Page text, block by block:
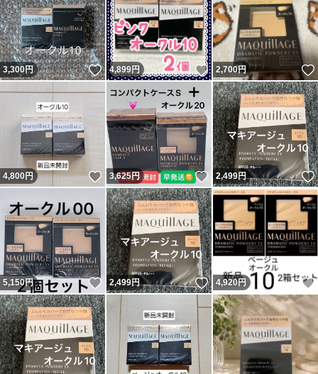
3,300円 いいね！
4,899円 いいね！
2,700円
4,800円 いいね！
3,625円 いいね！
2,499円
5,150円 いいね！
2,499円 いいね！
4,920円